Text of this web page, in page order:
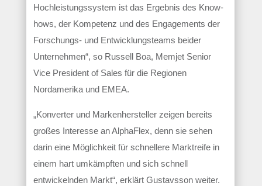
Hochleistungssystem ist das Ergebnis des Know-
hows, der Kompetenz und des Engagements der
Forschungs- und Entwicklungsteams beider
Unternehmen“, so Russell Boa, Memjet Senior
Vice President of Sales für die Regionen
Nordamerika und EMEA.
„Konverter und Markenhersteller zeigen bereits
großes Interesse an AlphaFlex, denn sie sehen
darin eine Möglichkeit für schnellere Marktreife in
einem hart umkämpften und sich schnell
entwickelnden Markt“, erklärt Gustavsson weiter.